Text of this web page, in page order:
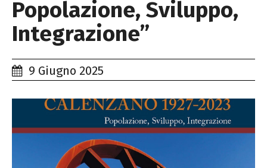
Popolazione, Sviluppo,
Integrazione”
9 Giugno 2025